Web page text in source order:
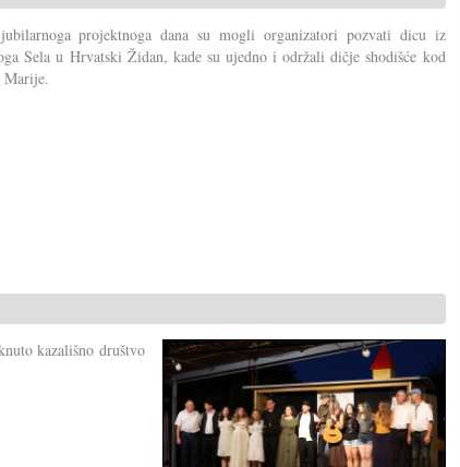
projektnoga dana su mogli organizatori pozvati dicu iz
Sela u Hrvatski Židan, kade su ujedno i održali dičje shodišće kod
Marije.
kazališno društvo